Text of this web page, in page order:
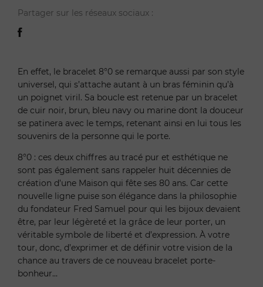
Partager sur les réseaux sociaux :
En effet, le bracelet 8°0 se remarque aussi par son style
universel, qui s’attache autant à un bras féminin qu’à
un poignet viril. Sa boucle est retenue par un bracelet
de cuir noir, brun, bleu navy ou marine dont la douceur
se patinera avec le temps, retenant ainsi en lui tous les
souvenirs de la personne qui le porte.
8°0 : ces deux chiffres au tracé pur et esthétique ne
sont pas également sans rappeler huit décennies de
création d’une Maison qui fête ses 80 ans. Car cette
nouvelle ligne puise son élégance dans la philosophie
du fondateur Fred Samuel pour qui les bijoux devaient
être, par leur légèreté et la grâce de leur porter, un
véritable symbole de liberté et d’expression. À votre
tour, donc, d’exprimer et de définir votre vision de la
chance au travers de ce nouveau bracelet porte-
bonheur…